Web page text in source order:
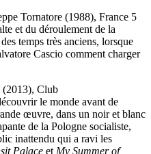
Tornatore (1988), France 5
et du déroulement de la
temps très anciens, lorsque
Cascio comment charger
Club
le monde avant de
œuvre, dans un noir et blanc
de la Pologne socialiste,
inattendu qui a ravi les
Palace et My Summer of